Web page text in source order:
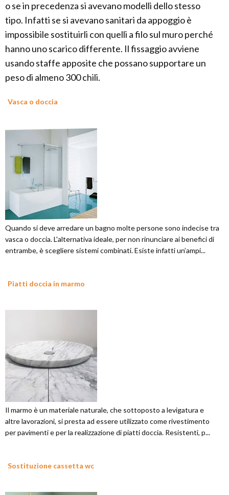
o se in precedenza si avevano modelli dello stesso
tipo. Infatti se si avevano sanitari da appoggio è
impossibile sostituirli con quelli a filo sul muro perché
hanno uno scarico differente. Il fissaggio avviene
usando staffe apposite che possano supportare un
peso di almeno 300 chili.
Vasca o doccia
Quando si deve arredare un bagno molte persone sono indecise tra
vasca o doccia. L'alternativa ideale, per non rinunciare ai benefici di
entrambe, è scegliere sistemi combinati. Esiste infatti un’ampi...
Piatti doccia in marmo
Il marmo è un materiale naturale, che sottoposto a levigatura e
altre lavorazioni, si presta ad essere utilizzato come rivestimento
per pavimenti e per la realizzazione di piatti doccia. Resistenti, p...
Sostituzione cassetta wc